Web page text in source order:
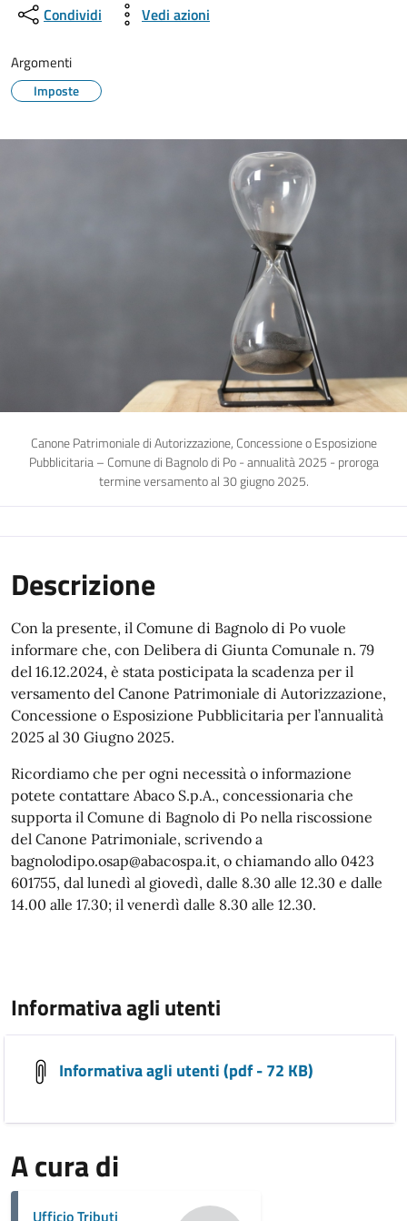
Condividi Vedi azioni
Argomenti
Imposte
Canone Patrimoniale di Autorizzazione, Concessione o Esposizione
Pubblicitaria – Comune di Bagnolo di Po - annualità 2025 - proroga
termine versamento al 30 giugno 2025.
Descrizione
Con la presente, il Comune di Bagnolo di Po vuole
informare che, con Delibera di Giunta Comunale n. 79
del 16.12.2024, è stata posticipata la scadenza per il
versamento del Canone Patrimoniale di Autorizzazione,
Concessione o Esposizione Pubblicitaria per l’annualità
2025 al 30 Giugno 2025.
Ricordiamo che per ogni necessità o informazione
potete contattare Abaco S.p.A., concessionaria che
supporta il Comune di Bagnolo di Po nella riscossione
del Canone Patrimoniale, scrivendo a
bagnolodipo.osap@abacospa.it, o chiamando allo 0423
601755, dal lunedì al giovedì, dalle 8.30 alle 12.30 e dalle
14.00 alle 17.30; il venerdì dalle 8.30 alle 12.30.
Informativa agli utenti
Informativa agli utenti (pdf - 72 KB)
A cura di
Ufficio Tributi